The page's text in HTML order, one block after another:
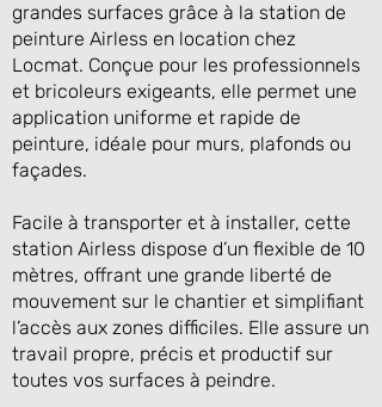
Précédente Suivante
grandes surfaces grâce à la station de
peinture Airless en location chez
Locmat. Conçue pour les professionnels
et bricoleurs exigeants, elle permet une
application uniforme et rapide de
peinture, idéale pour murs, plafonds ou
façades.
Facile à transporter et à installer, cette
station Airless dispose d’un flexible de 10
mètres, offrant une grande liberté de
mouvement sur le chantier et simplifiant
l’accès aux zones difficiles. Elle assure un
travail propre, précis et productif sur
toutes vos surfaces à peindre.